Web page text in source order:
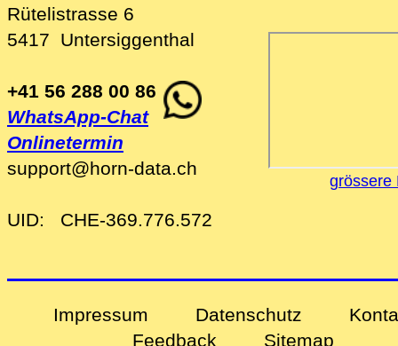
Rütelistrasse 6
5417 Untersiggenthal
+41 56 288 00 86
WhatsApp-Chat
Onlinetermin
support@horn-data.ch
UID: CHE-369.776.572
grössere
Impressum Datenschutz
Feedback
Sitemap